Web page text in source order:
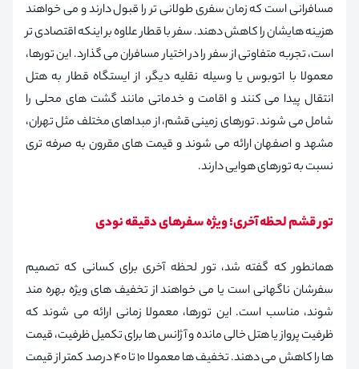
مسافرانی است که زمان سفری طولانی تر را قبول دارند و می خواهند
هزینه هایشان را کاهش دهند. سفر با قطار علاوه بر اینکه اقتصادی تر
است، تجربه متفاوتی از سفر را در اختیار مسافران می گذارد. این تورها،
معمولا با اتوبوس یا وسیله نقلیه دیگر، از ایستگاه قطار به هتل
انتقال پیدا می کنند و اقامت و خدماتی مانند گشت های محلی را
شامل می شوند. تورهای زمینی قشم، از مبداهای مختلف مثل تهران،
مشهد و اصفهان ارائه می شوند و قیمت های مقرون به صرفه تری
نسبت به تورهای هوایی دارند.
تور قشم لحظه آخری؛ ویژه سفرهای دقیقه نودی
همانطور که گفته شد، تور لحظه آخری برای کسانی که تصمیم
سفرشان ناگهانی است یا می خواهند از تخفیف های ویژه بهره مند
شوند، مناسب است. این تورها، معمولا زمانی ارائه می شوند که
ظرفیت پرواز یا هتل خالی مانده و آژانس ها برای تکمیل ظرفیت، قیمت
ها را کاهش می دهند. تخفیف ها معمولا ۱۰ تا ۴۰ درصد کمتر از قیمت